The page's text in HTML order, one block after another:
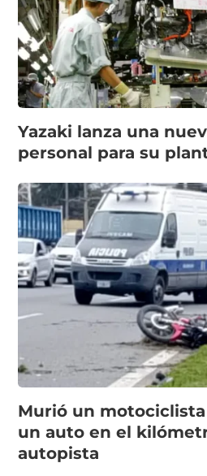
Yazaki lanza una
personal para su
Murió un
un auto en el
autopista